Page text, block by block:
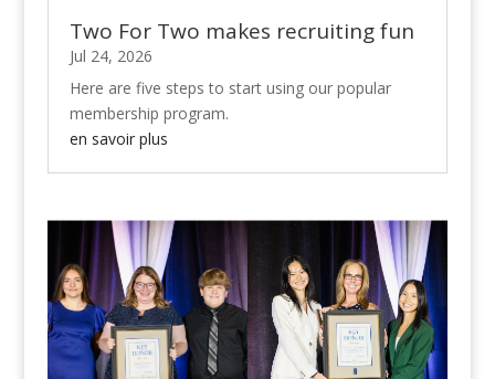
Two For Two makes recruiting fun
Jul 24, 2026
Here are five steps to start using our popular
membership program.
en savoir plus